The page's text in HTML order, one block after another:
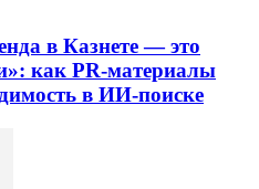
в Казнете — это
как PR-материалы
в ИИ-поиске